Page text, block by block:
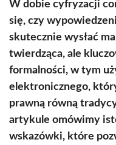
W dobie cyfryzacji
się, czy
skutecznie wysłać
twierdząca, ale
formalności, w tym
elektronicznego,
prawną równą
artykule omówimy
wskazówki, które